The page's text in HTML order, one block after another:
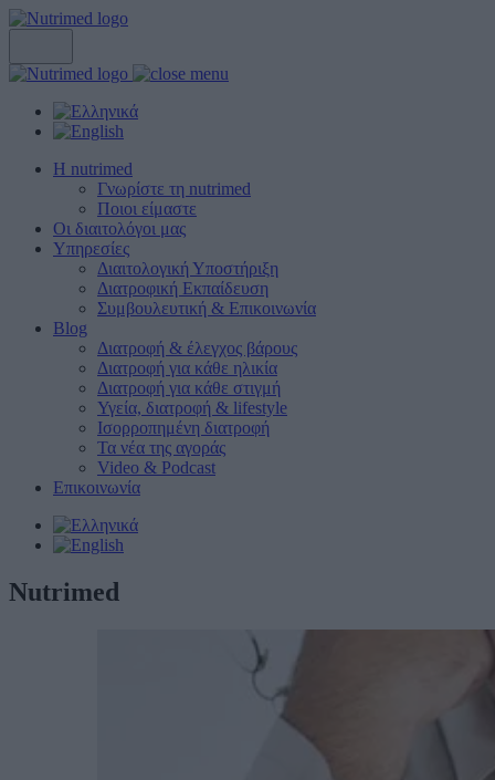
Η nutrimed
Γνωρίστε τη nutrimed
Ποιοι είμαστε
Οι διαιτολόγοι μας
Υπηρεσίες
Διαιτολογική Υποστήριξη
Διατροφική Εκπαίδευση
Συμβουλευτική & Επικοινωνία
Blog
Διατροφή & έλεγχος βάρους
Διατροφή για κάθε ηλικία
Διατροφή για κάθε στιγμή
Υγεία, διατροφή & lifestyle
Ισορροπημένη διατροφή
Τα νέα της αγοράς
Video & Podcast
Επικοινωνία
Nutrimed